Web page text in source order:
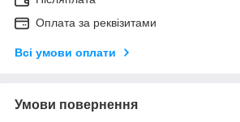
Оплата за реквізитами
Всі умови оплати
Умови повернення